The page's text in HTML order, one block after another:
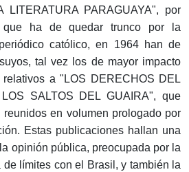
LITERATURA PARAGUAYA", por
que ha de quedar trunco por la
católico, en 1964 han de
tal vez los de mayor impacto
a "LOS DERECHOS DEL
SALTOS DEL GUAIRA", que
en volumen prologado por
Estas publicaciones hallan una
opinión pública, preocupada por la
límites con el Brasil, y también la